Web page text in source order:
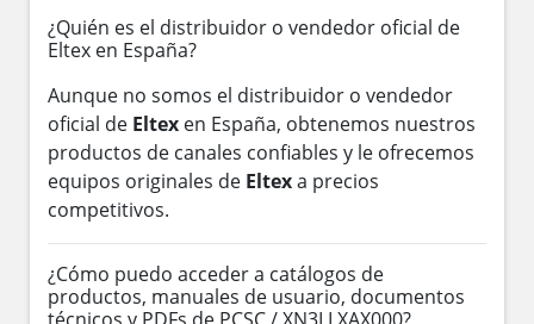
¿Quién es el distribuidor o vendedor oficial de
Eltex en España?
Aunque no somos el distribuidor o vendedor
oficial de Eltex en España, obtenemos nuestros
productos de canales confiables y le ofrecemos
equipos originales de Eltexa precios
competitivos.
¿Cómo puedo acceder a catálogos de
productos, manuales de usuario, documentos
técnicos y PDFs de PCSC / XN3LLXAX000?